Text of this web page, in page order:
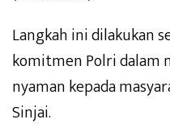
Langkah ini dilakukan
komitmen Polri dalam
nyaman kepada
Sinjai.